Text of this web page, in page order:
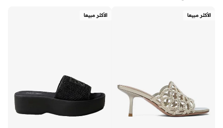
الأكثر مبيعا الأكثر مبيعا